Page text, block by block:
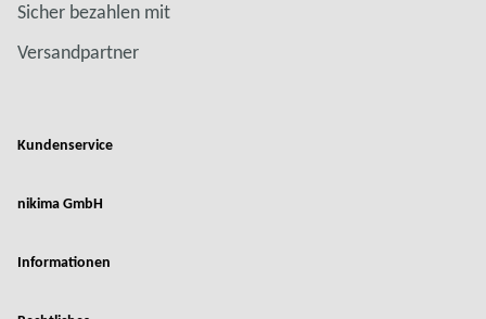
Sicher bezahlen mit
Versandpartner
Kundenservice
nikima GmbH
Informationen